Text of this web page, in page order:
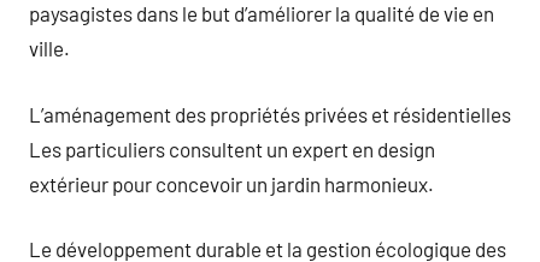
paysagistes dans le but d’améliorer la qualité de vie en
ville.
L’aménagement des propriétés privées et résidentielles
Les particuliers consultent un expert en design
extérieur pour concevoir un jardin harmonieux.
Le développement durable et la gestion écologique des